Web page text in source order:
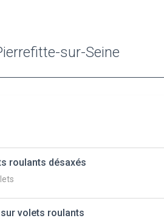
sur-Seine
roulants désaxés
volets roulants